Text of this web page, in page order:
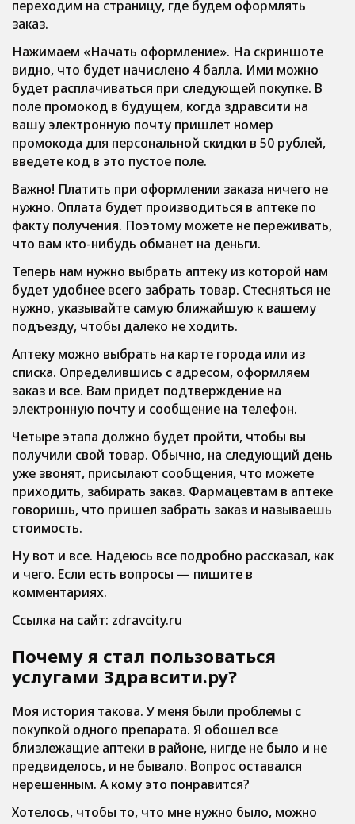
переходим на страницу, где будем оформлять
заказ.
Нажимаем «Начать оформление». На скриншоте
видно, что будет начислено 4 балла. Ими можно
будет расплачиваться при следующей покупке. В
поле промокод в будущем, когда здравсити на
вашу электронную почту пришлет номер
промокода для персональной скидки в 50 рублей,
введете код в это пустое поле.
Важно! Платить при оформлении заказа ничего не
нужно. Оплата будет производиться в аптеке по
факту получения. Поэтому можете не переживать,
что вам кто-нибудь обманет на деньги.
Теперь нам нужно выбрать аптеку из которой нам
будет удобнее всего забрать товар. Стесняться не
нужно, указывайте самую ближайшую к вашему
подъезду, чтобы далеко не ходить.
Аптеку можно выбрать на карте города или из
списка. Определившись с адресом, оформляем
заказ и все. Вам придет подтверждение на
электронную почту и сообщение на телефон.
Четыре этапа должно будет пройти, чтобы вы
получили свой товар. Обычно, на следующий день
уже звонят, присылают сообщения, что можете
приходить, забирать заказ. Фармацевтам в аптеке
говоришь, что пришел забрать заказ и называешь
стоимость.
Ну вот и все. Надеюсь все подробно рассказал, как
и чего. Если есть вопросы — пишите в
комментариях.
Ссылка на сайт: zdravcity.ru
Почему я стал пользоваться
услугами Здравсити.ру?
Моя история такова. У меня были проблемы с
покупкой одного препарата. Я обошел все
близлежащие аптеки в районе, нигде не было и не
предвиделось, и не бывало. Вопрос оставался
нерешенным. А кому это понравится?
Хотелось, чтобы то, что мне нужно было, можно